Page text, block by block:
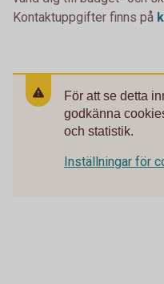
Kontaktuppgifter finns på
För att se detta
godkänna
och statistik.
Inställningar för